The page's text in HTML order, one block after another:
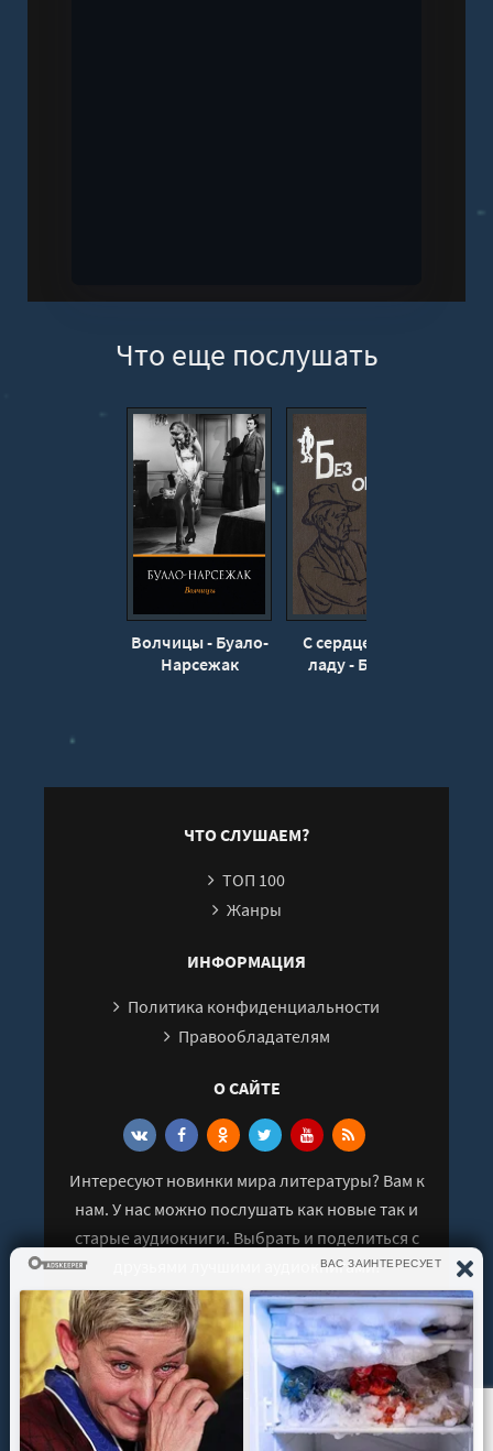
Что еще послушать
Волчицы - Буало-
Нарсежак
С сердцем не в
ладу - Буало-
ЧТО СЛУШАЕМ?
ТОП 100
Жанры
ИНФОРМАЦИЯ
Политика конфиденциальности
Правообладателям
О САЙТЕ
Интересуют новинки мира литературы? Вам к
нам. У нас можно послушать как новые так и
старые аудиокниги. Выбрать и поделиться с
друзьями лучшими аудиокнигами!
© 2021 - 2026 kniga-audio.net. Все права
защищены.